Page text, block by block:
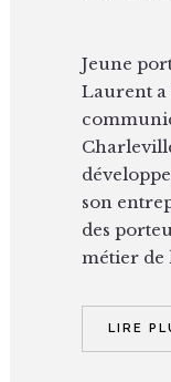
Jeune
Laurent a
son
des
métier de
LIRE